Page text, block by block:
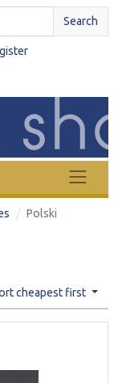
Search
Polski
cheapest first